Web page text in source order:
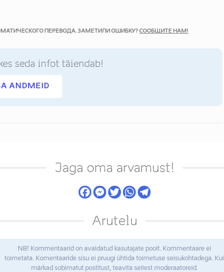
ПЕРЕВОДА. ЗАМЕТИЛИ ОШИБКУ? СООБЩИТЕ НАМ!
seda infot täiendab!
ANDMEID
Jaga oma arvamust!
Arutelu
NB! Kommentaarid on avaldatud kasutajate poolt. Kommentaare ei
toimetata. Komentaaride sisu ei pruugi ühtida toimetuse seisukohtadega. Kui
märkad sobimatut postitust, teavita sellest moderaatoreid.